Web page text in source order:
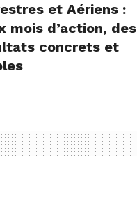
et Aériens :
mois d’action, des
concrets et